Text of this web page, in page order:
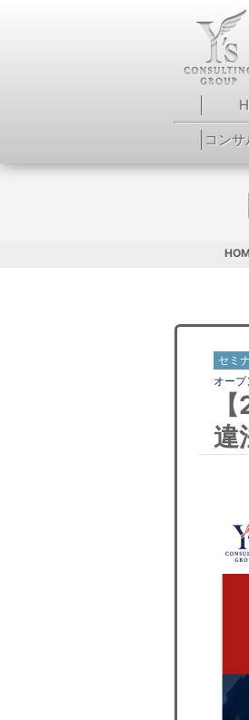
コン
セミ
オー
違